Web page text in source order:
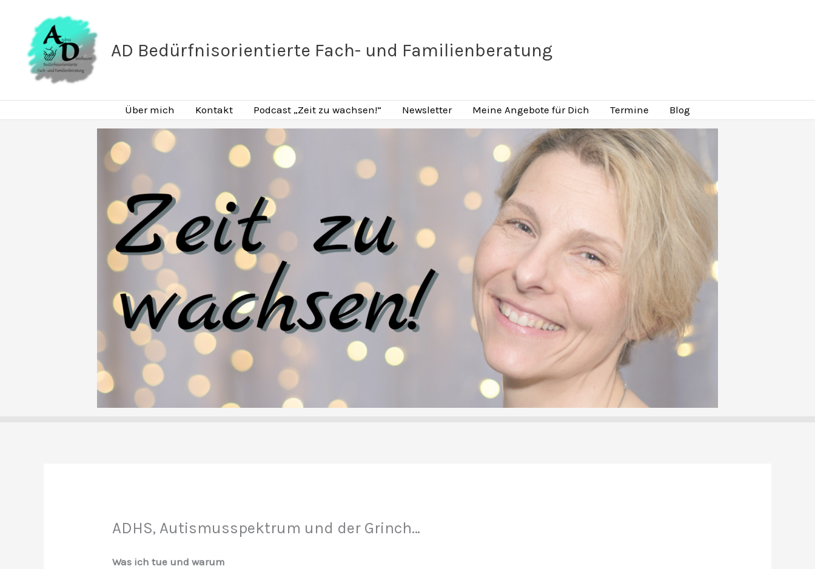
springen
AD Bedürfnisorientierte Fach- und Familienberatung
Über mich Kontakt Podcast „Zeit zu wachsen!“ Newsletter Meine Angebote für Dich Termine Blog
ADHS, Autismusspektrum und der Grinch…
Was ich tue und warum